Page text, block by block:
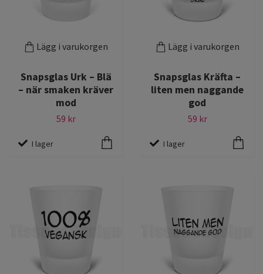
Lägg i varukorgen
Snapsglas Urk – Blä
– när smaken kräver
mod
59 kr
I lager
Lägg i varukorgen
Snapsglas Kräfta –
liten men naggande
god
59 kr
I lager